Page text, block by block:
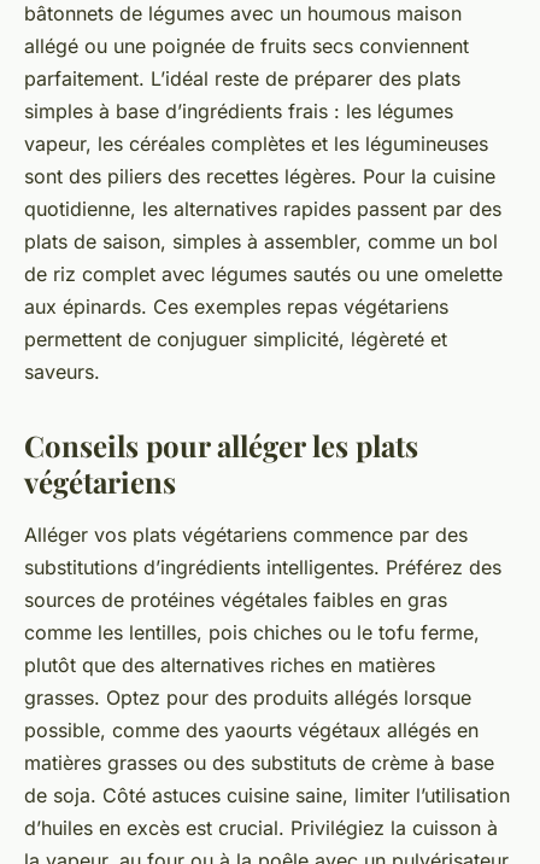
bâtonnets de légumes avec un houmous maison
allégé ou une poignée de fruits secs conviennent
parfaitement. L’idéal reste de préparer des plats
simples à base d’ingrédients frais : les légumes
vapeur, les céréales complètes et les légumineuses
sont des piliers des recettes légères. Pour la cuisine
quotidienne, les alternatives rapides passent par des
plats de saison, simples à assembler, comme un bol
de riz complet avec légumes sautés ou une omelette
aux épinards. Ces exemples repas végétariens
permettent de conjuguer simplicité, légèreté et
saveurs.
Conseils pour alléger les plats
végétariens
Alléger vos plats végétariens commence par des
substitutions d’ingrédients intelligentes. Préférez des
sources de protéines végétales faibles en gras
comme les lentilles, pois chiches ou le tofu ferme,
plutôt que des alternatives riches en matières
grasses. Optez pour des produits allégés lorsque
possible, comme des yaourts végétaux allégés en
matières grasses ou des substituts de crème à base
de soja. Côté astuces cuisine saine, limiter l’utilisation
d’huiles en excès est crucial. Privilégiez la cuisson à